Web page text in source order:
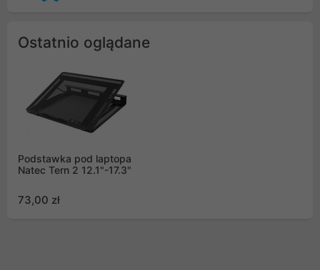
Ostatnio oglądane
Podstawka pod laptopa
Natec Tern 2 12.1"-17.3"
73,00 zł